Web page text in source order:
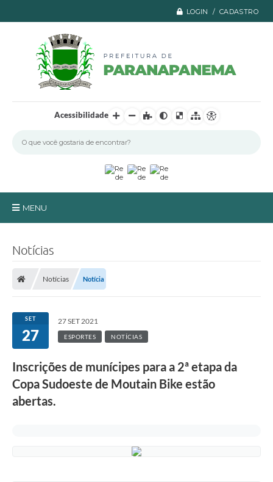
LOGIN / CADASTRO
Acessibilidade
MENU
Transparência
Ouvidoria / SIC
Fale Conosco
Leis Municipais
Notícias
Notícias Notícia
SET
27
27 SET 2021
ESPORTES NOTÍCIAS
Inscrições de munícipes para a 2ª etapa da
Copa Sudoeste de Moutain Bike estão
abertas.